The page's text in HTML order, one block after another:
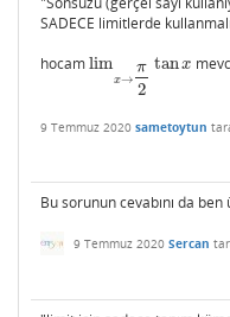
SADECE limitlerde
hocamlim
x→
π
2
tanx
limx π2 tanx
9 Temmuz 2020 sametoytun
Bu sorunun cevabını da
9 Temmuz 2020 Sercan